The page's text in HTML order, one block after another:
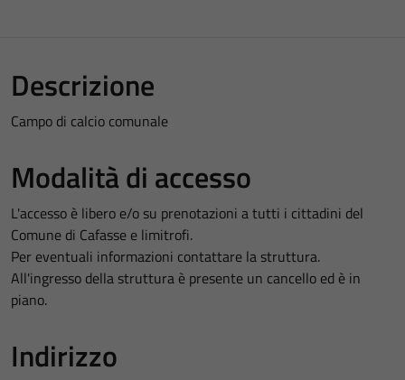
Descrizione
Campo di calcio comunale
Modalità di accesso
L'accesso è libero e/o su prenotazioni a tutti i cittadini del
Comune di Cafasse e limitrofi.
Per eventuali informazioni contattare la struttura.
All'ingresso della struttura è presente un cancello ed è in
piano.
Indirizzo